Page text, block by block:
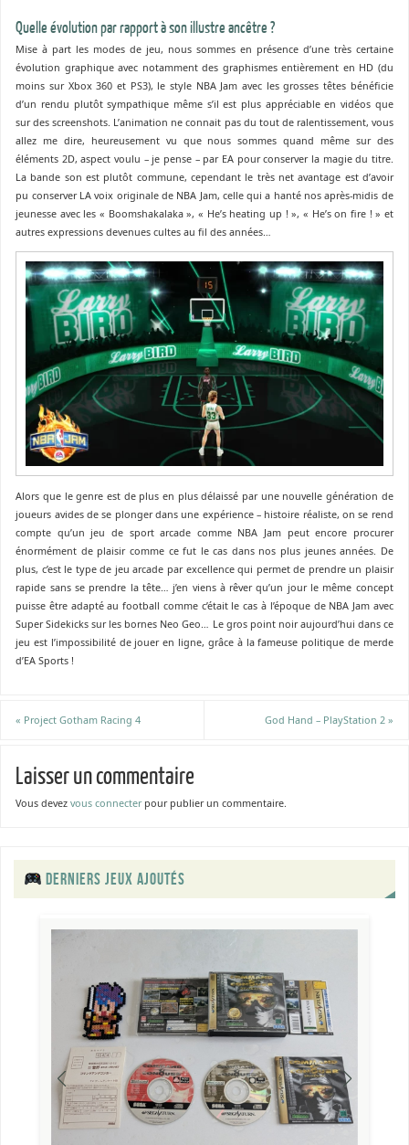
Quelle évolution par rapport à son illustre ancêtre ?
Mise à part les modes de jeu, nous sommes en présence d’une très certaine
évolution graphique avec notamment des graphismes entièrement en HD (du
moins sur Xbox 360 et PS3), le style NBA Jam avec les grosses têtes bénéficie
d’un rendu plutôt sympathique même s’il est plus appréciable en vidéos que
sur des screenshots. L’animation ne connait pas du tout de ralentissement, vous
allez me dire, heureusement vu que nous sommes quand même sur des
éléments 2D, aspect voulu – je pense – par EA pour conserver la magie du titre.
La bande son est plutôt commune, cependant le très net avantage est d’avoir
pu conserver LA voix originale de NBA Jam, celle qui a hanté nos après-midis de
jeunesse avec les « Boomshakalaka », « He’s heating up ! », « He’s on fire ! » et
autres expressions devenues cultes au fil des années…
Alors que le genre est de plus en plus délaissé par une nouvelle génération de
joueurs avides de se plonger dans une expérience – histoire réaliste, on se rend
compte qu’un jeu de sport arcade comme NBA Jam peut encore procurer
énormément de plaisir comme ce fut le cas dans nos plus jeunes années. De
plus, c’est le type de jeu arcade par excellence qui permet de prendre un plaisir
rapide sans se prendre la tête… j’en viens à rêver qu’un jour le même concept
puisse être adapté au football comme c’était le cas à l’époque de NBA Jam avec
Super Sidekicks sur les bornes Neo Geo… Le gros point noir aujourd’hui dans ce
jeu est l’impossibilité de jouer en ligne, grâce à la fameuse politique de merde
d’EA Sports !
« Project Gotham Racing 4 God Hand – PlayStation 2 »
Laisser un commentaire
Vous devezvous connecterpour publier un commentaire.
DERNIERS JEUX AJOUTÉS